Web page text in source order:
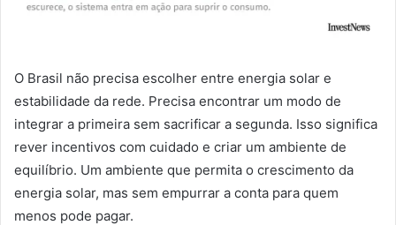
O Brasil não precisa escolher entre energia solar e
estabilidade da rede. Precisa encontrar um modo de
integrar a primeira sem sacrificar a segunda. Isso significa
rever incentivos com cuidado e criar um ambiente de
equilíbrio. Um ambiente que permita o crescimento da
energia solar, mas sem empurrar a conta para quem
menos pode pagar.